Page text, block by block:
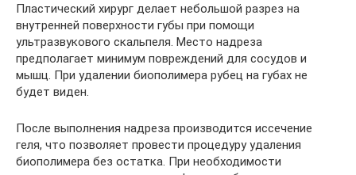
Пластический хирург делает небольшой разрез на
внутренней поверхности губы при помощи
ультразвукового скальпеля. Место надреза
предполагает минимум повреждений для сосудов и
мышц. При удалении биополимера рубец на губах не
будет виден.
После выполнения надреза производится иссечение
геля, что позволяет провести процедуру удаления
биополимера без остатка. При необходимости